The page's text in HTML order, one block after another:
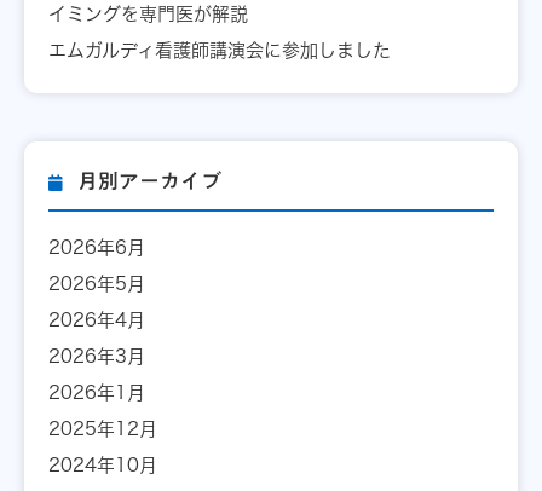
イミングを専門医が解説
エムガルディ看護師講演会に参加しました
月別アーカイブ
2026年6月
2026年5月
2026年4月
2026年3月
2026年1月
2025年12月
2024年10月